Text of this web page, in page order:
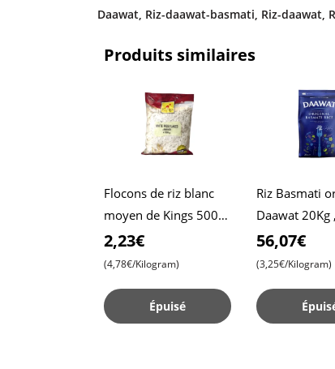
Daawat, Riz-daawat-basmati, Riz-daawat,
Produits similaires
Flocons de riz blanc
moyen de Kings 500g ,
Poha , Petit-déjeuner
indien , En-cas
2,23€
(4,78€/Kilogram)
Épuisé
Riz Basmati
Daawat 20Kg
Daawat , Riz
blanc
56,07€
(3,25€/Kilogram)